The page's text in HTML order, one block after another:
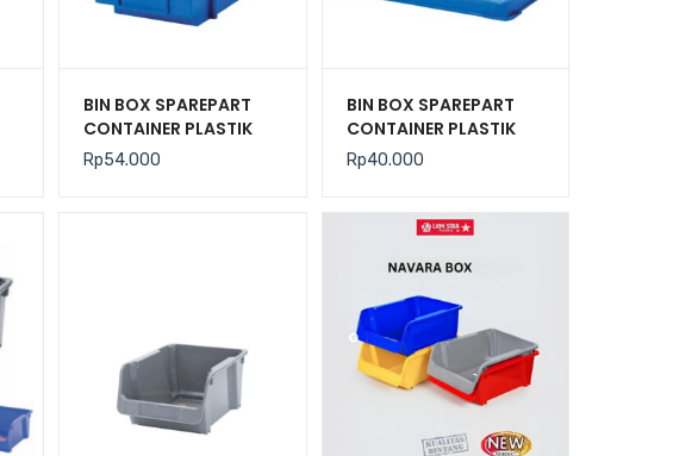
BIN BOX SPAREPART
CONTAINER PLASTIK
INDUSTRI RABBIT 0333
Rp54.000
BIN BOX SPAREPART
CONTAINER PLASTIK
INDUSTRI RABBIT 0555
Rp40.000